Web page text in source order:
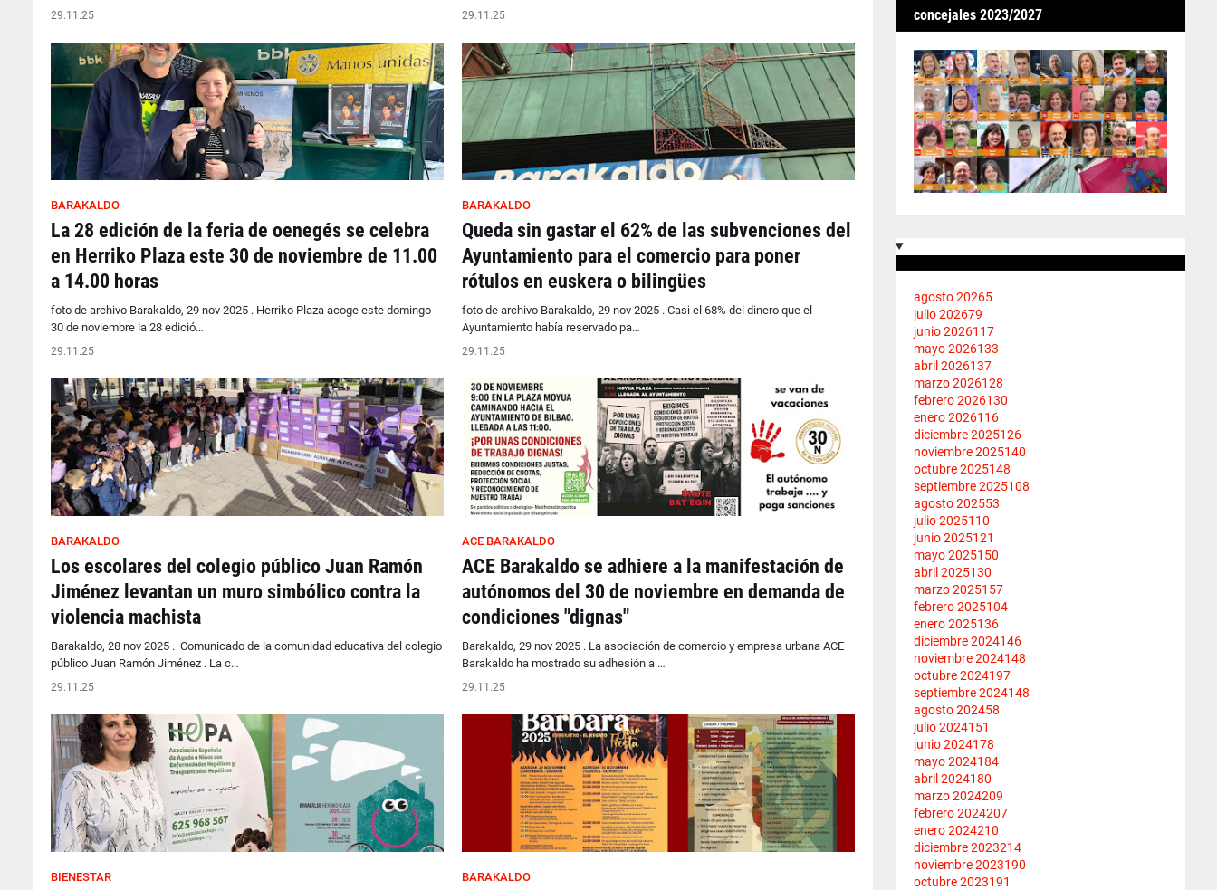
29.11.25 29.11.25
BARAKALDO
La 28 edición de la feria de oenegés se celebra
en Herriko Plaza este 30 de noviembre de 11.00
a 14.00 horas
foto de archivo Barakaldo, 29 nov 2025 . Herriko Plaza acoge este domingo
30 de noviembre la 28 edició…
29.11.25
BARAKALDO
Queda sin gastar el 62% de las subvenciones del
Ayuntamiento para el comercio para poner
rótulos en euskera o bilingües
foto de archivo Barakaldo, 29 nov 2025 . Casi el 68% del dinero que el
Ayuntamiento había reservado pa…
29.11.25
BARAKALDO
Los escolares del colegio público Juan Ramón
Jiménez levantan un muro simbólico contra la
violencia machista
Barakaldo, 28 nov 2025 . Comunicado de la comunidad educativa del colegio
público Juan Ramón Jiménez . La c…
29.11.25
ACE BARAKALDO
ACE Barakaldo se adhiere a la manifestación de
autónomos del 30 de noviembre en demanda de
condiciones "dignas"
Barakaldo, 29 nov 2025 . La asociación de comercio y empresa urbana ACE
Barakaldo ha mostrado su adhesión a …
29.11.25
BIENESTAR BARAKALDO
concejales 2023/2027
agosto 20265
julio 202679
junio 2026117
mayo 2026133
abril 2026137
marzo 2026128
febrero 2026130
enero 2026116
diciembre 2025126
noviembre 2025140
octubre 2025148
septiembre 2025108
agosto 202553
julio 2025110
junio 2025121
mayo 2025150
abril 2025130
marzo 2025157
febrero 2025104
enero 2025136
diciembre 2024146
noviembre 2024148
octubre 2024197
septiembre 2024148
agosto 202458
julio 2024151
junio 2024178
mayo 2024184
abril 2024180
marzo 2024209
febrero 2024207
enero 2024210
diciembre 2023214
noviembre 2023190
octubre 2023191